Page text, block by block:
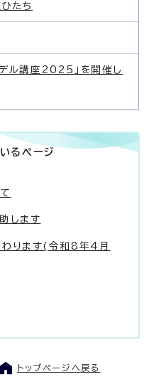
たち
デル講座2025」を開催し
るページ
します
ります(令和8年4月
トップページへ戻る